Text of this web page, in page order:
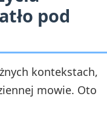
pod
kontekstach,
mowie. Oto